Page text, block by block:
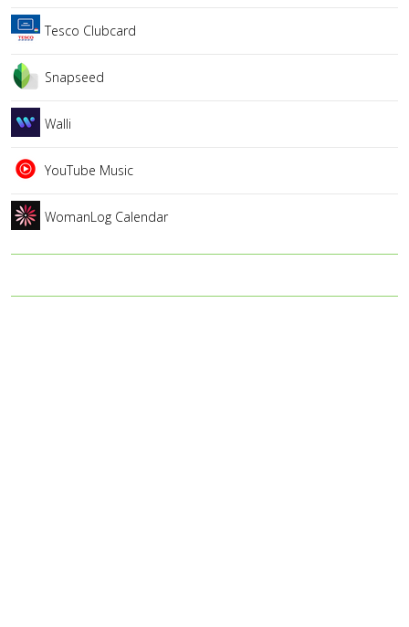
Tesco Clubcard
Snapseed
Walli
YouTube Music
WomanLog Calendar